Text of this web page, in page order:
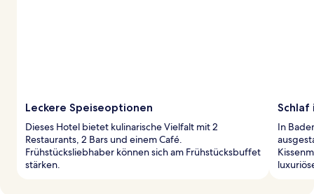
Leckere Speiseoptionen
Dieses Hotel bietet kulinarische Vielfalt mit 2
Restaurants, 2 Bars und einem Café.
Frühstücksliebhaber können sich am Frühstücksbuffet
stärken.
Schlaf
In